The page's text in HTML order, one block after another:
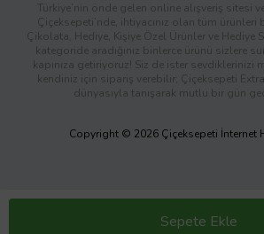
Sepete Ekle
Türkiye’nin önde gelen online alışveriş sitesi
Çiçeksepeti’nde, ihtiyacınız olan tüm ürünleri
Çikolata, Hediye, Kişiye Özel Ürünler ve Hediye
kategoride aradığınız binlerce ürünü sizlere
kapınıza getiriyoruz! Siz de ister sevdiklerinizi
kendiniz için sipariş verebilir; Çiçeksepeti
dünyasıyla tanışarak mutlu bir gün
Copyright © 2026 Çiçeksepeti İnternet